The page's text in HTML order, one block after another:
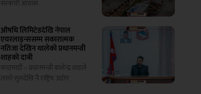
सरकारी आवास
औषधि लिमिटेडदेखि नेपाल
एयरलाइन्ससम्म सकारात्मक
नतिजा देखिन थालेको प्रधानमन्त्री
शाहको दाबी
काठमाडौं – प्रधानमन्त्री बालेन्द्र शाहले
लामो सुरुदेखि नै राष्ट्रिय उद्योग